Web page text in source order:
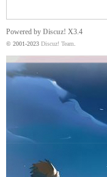
魔
Powered by Discuz! X3.4
© 2001-2023 Discuz! Team